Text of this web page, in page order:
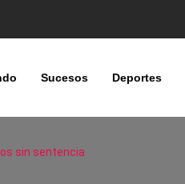
Sucesos Deportes
sin sentencia